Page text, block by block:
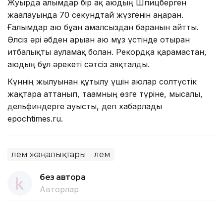
Жуырда ғалымдар бір ақ аюдың Шпицберген
жағалауында 70 секундтай жүзгенін аңғарған.
Ғалымдар аю бұған амалсыздан барғанын айтты.
Әлсіз әрі әбден арыған аю мұз үстінде отырған
итбалықты ауламақ болған. Рекордқа қарамастан,
аюдың бұл әрекеті сәтсіз аяқталды.
Күннің жылуынан құтылу үшін аюлар солтүстік
жақтарға аттанып, тағамның өзге түріне, мысалы,
дельфиндерге ауысты, деп хабарлады
epochtimes.ru.
Әлем жаңалықтары Әлем
без автора
Авторлар